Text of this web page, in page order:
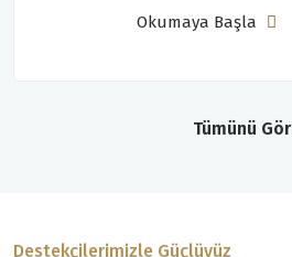
Okumaya Başla
Tümünü Gör
Destekçilerimizle Güçlüyüz